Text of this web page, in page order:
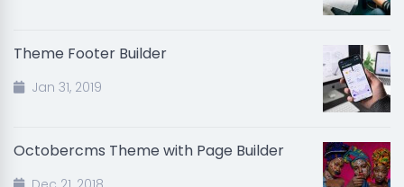
Theme Footer Builder
Jan 31, 2019
Octobercms Theme with Page Builder